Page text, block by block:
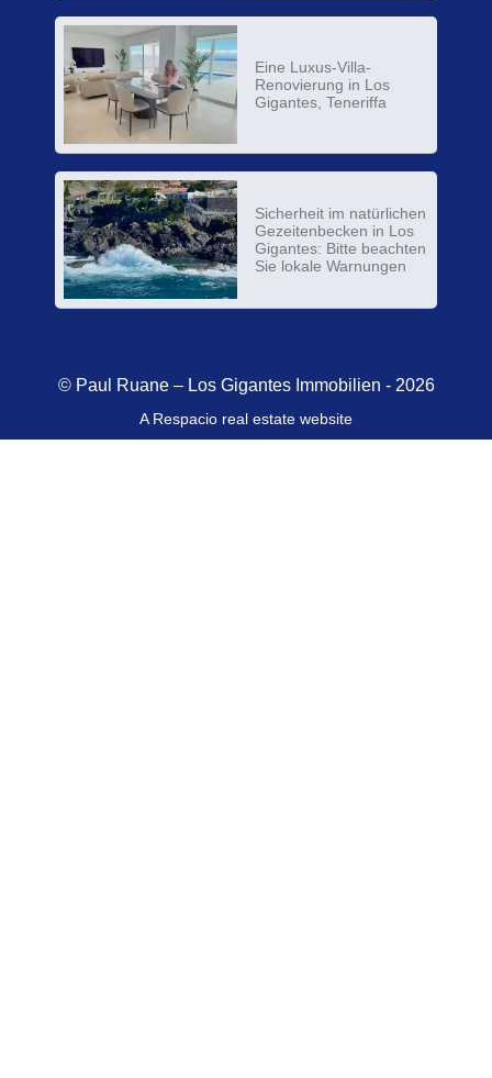
Eine Luxus-Villa-
Renovierung in Los
Gigantes, Teneriffa
Sicherheit im natürlichen
Gezeitenbecken in Los
Gigantes: Bitte beachten
Sie lokale Warnungen
© Paul Ruane – Los Gigantes Immobilien - 2026
A Respacio real estate website